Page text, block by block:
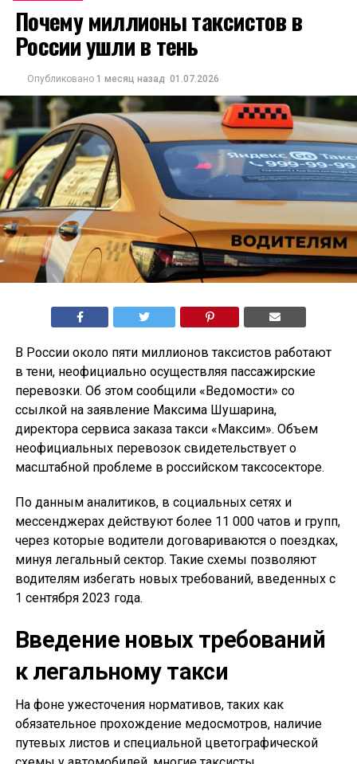
Почему миллионы таксистов в
России ушли в тень
Опубликовано 1 месяц назад 01.07.2026
В России около пяти миллионов таксистов работают
в тени, неофициально осуществляя пассажирские
перевозки. Об этом сообщили «Ведомости» со
ссылкой на заявление Максима Шушарина,
директора сервиса заказа такси «Максим». Объем
неофициальных перевозок свидетельствует о
масштабной проблеме в российском таксосекторе.
По данным аналитиков, в социальных сетях и
мессенджерах действуют более 11 000 чатов и групп,
через которые водители договариваются о поездках,
минуя легальный сектор. Такие схемы позволяют
водителям избегать новых требований, введенных с
1 сентября 2023 года.
Введение новых требований
к легальному такси
На фоне ужесточения нормативов, таких как
обязательное прохождение медосмотров, наличие
путевых листов и специальной цветографической